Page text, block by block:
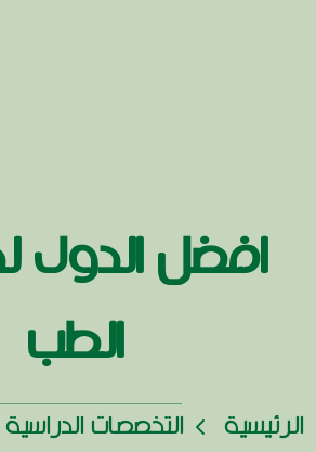
افضل الدول
الطب
الرئيسية التخصصات الدراسية